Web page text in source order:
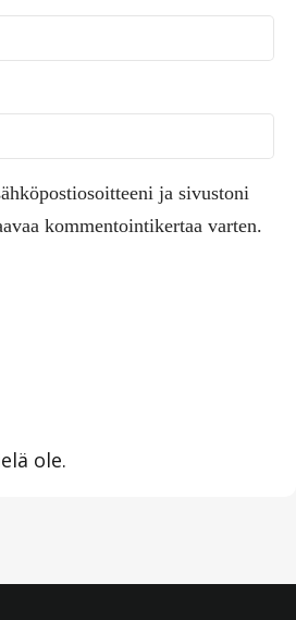
ole.
ja sivustoni
kommentointikertaa varten.